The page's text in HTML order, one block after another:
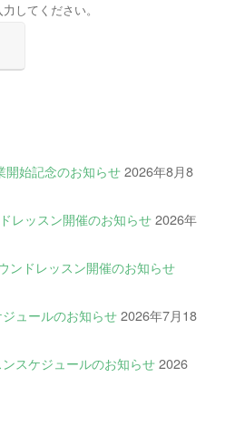
してください。
開始記念のお知らせ 2026年8月8
レッスン開催のお知らせ 2026年
ンドレッスン開催のお知らせ
ュールのお知らせ 2026年7月18
スケジュールのお知らせ 2026